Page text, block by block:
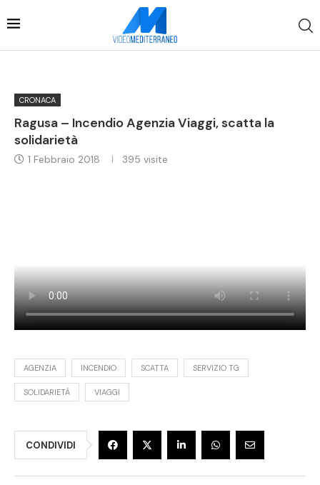
CRONACA
Ragusa – Incendio Agenzia Viaggi, scatta la
solidarietà
1 Febbraio 2018 395 visite
AGENZIA INCENDIO SCATTA SERVIZIO TG
SOLIDARIETÀ VIAGGI
CONDIVIDI